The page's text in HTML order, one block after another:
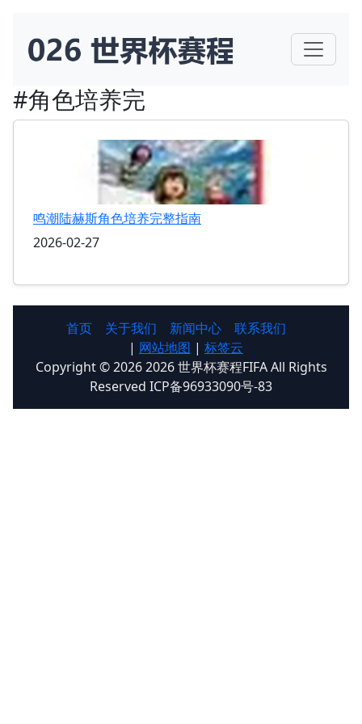
#角色培养完
鸣潮陆赫斯角色培养完整指南
2026-02-27
首页 关于我们 新闻中心
联系我们
| 网站地图 | 标签云
Copyright © 2026 2026 世界杯赛程FIFA All Rights
Reserved ICP备96933090号-83